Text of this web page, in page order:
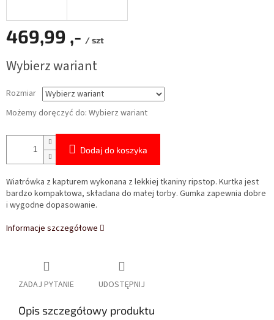
469,99 ,- / szt
jednostkowa:
Wybierz wariant
Rozmiar
Możemy doręczyć do: Wybierz wariant
Dodaj do koszyka
Wiatrówka z kapturem wykonana z lekkiej tkaniny ripstop. Kurtka jest
bardzo kompaktowa, składana do małej torby. Gumka zapewnia dobre
i wygodne dopasowanie.
Informacje szczegółowe
ZADAJ PYTANIE UDOSTĘPNIJ
Opis szczegółowy produktu